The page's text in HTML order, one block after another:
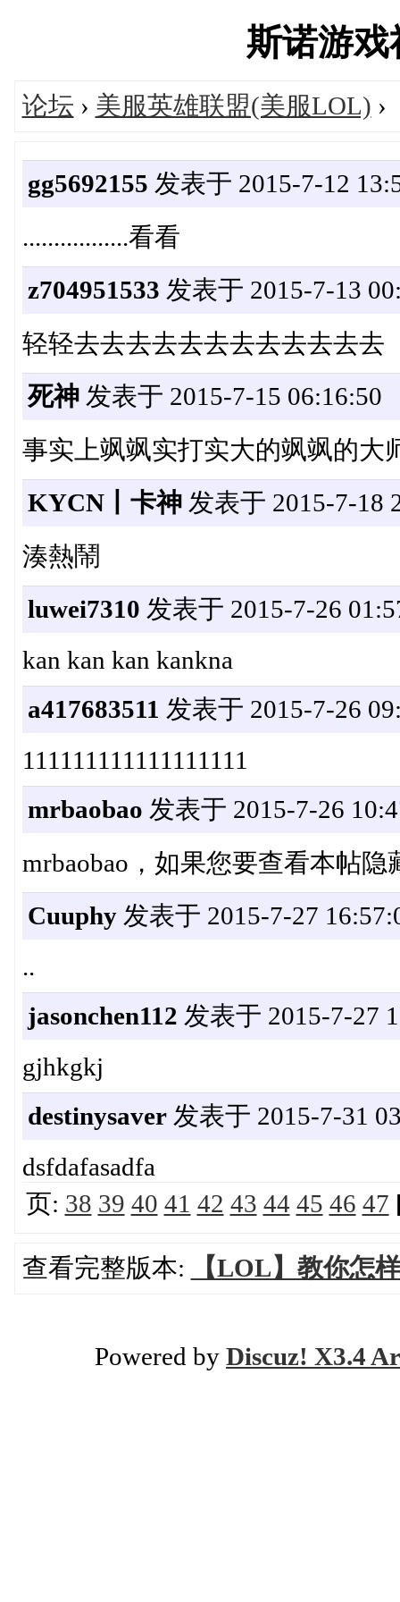
斯诺游
论坛 › 美服英雄联盟(美服LOL) ›
gg5692155 发表于 2015-7-12
.................看看
z704951533 发表于 2015-7-13
轻轻去去去去去去去去去去去去
死神发表于 2015-7-15 06:16:50
事实上飒飒实打实大的飒飒的大
KYCN丨卡神发表于 2015-7-18
湊熱鬧
luwei7310 发表于 2015-7-26
kan kan kan kankna
a417683511 发表于 2015-7-26
111111111111111111
mrbaobao 发表于 2015-7-26
mrbaobao，如果您要查看本帖隐
Cuuphy发表于 2015-7-27
..
jasonchen112 发表于 2015-7-27
gjhkgkj
destinysaver发表于 2015-7-31
dsfdafasadfa
页: 38 39 40 41 42 43 44 45 46 47
查看完整版本: 【LOL】教你怎
Powered by Discuz! X3.4